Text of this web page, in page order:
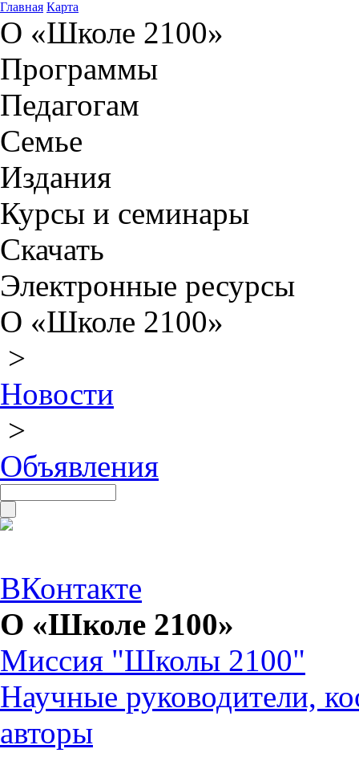
Главная Карта
О «Школе 2100»
Программы
Педагогам
Семье
Издания
Курсы и семинары
Скачать
Электронные ресурсы
О «Школе 2100»
>
Новости
>
Объявления
ВКонтакте
О «Школе 2100»
Миссия "Школы 2100"
Научные руководители,
авторы